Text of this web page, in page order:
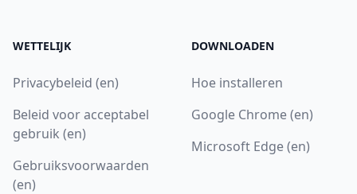
WETTELIJK
Privacybeleid (en)
Beleid voor acceptabel
gebruik (en)
Gebruiksvoorwaarden
(en)
DOWNLOADEN
Hoe installeren
Google Chrome (en)
Microsoft Edge (en)